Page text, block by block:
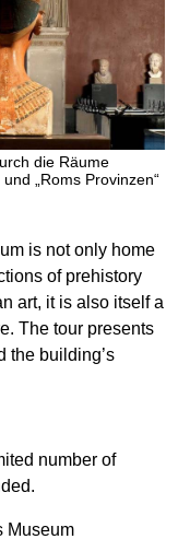
die Räume
und „Roms Provinzen“
is not only home
of prehistory
art, it is also itself a
The tour presents
the building’s
number of
Museum